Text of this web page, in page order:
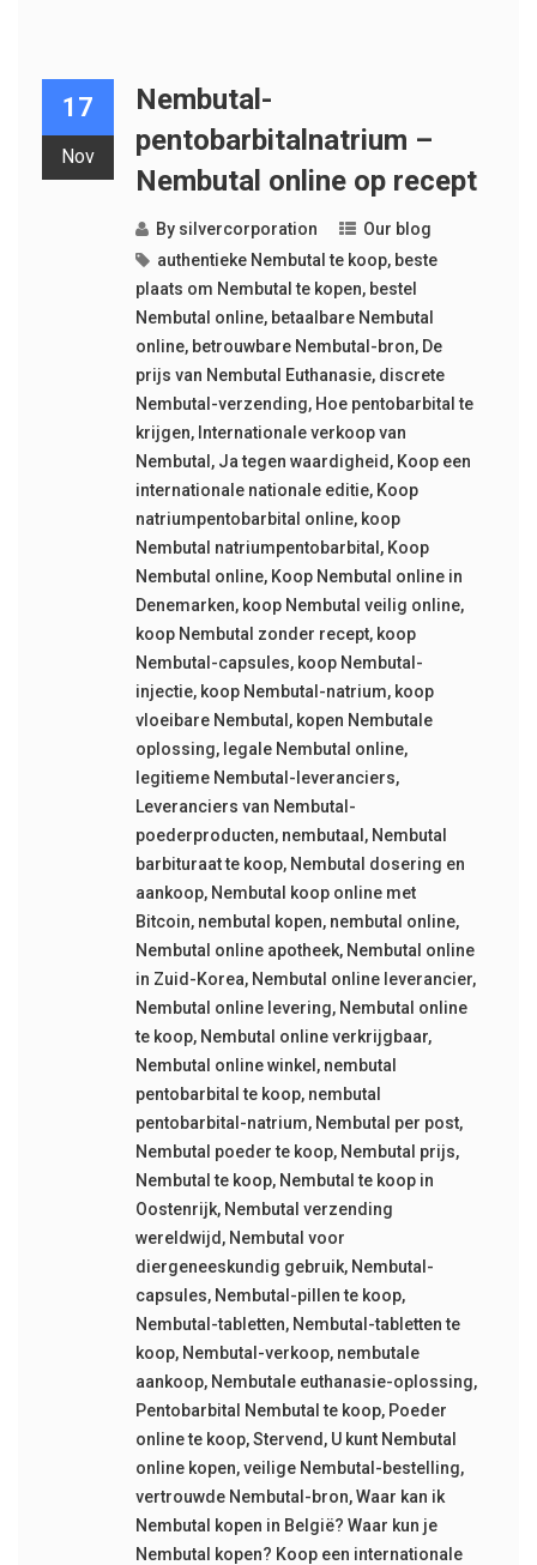
17
Nov
Nembutal-
pentobarbitalnatrium –
Nembutal online op recept
By silvercorporation
Our blog
authentieke Nembutal te koop, beste
plaats om Nembutal te kopen, bestel
Nembutal online, betaalbare Nembutal
online, betrouwbare Nembutal-bron, De
prijs van Nembutal Euthanasie, discrete
Nembutal-verzending, Hoe pentobarbital te
krijgen, Internationale verkoop van
Nembutal , Ja tegen waardigheid , Koop een
internationale nationale editie, Koop
natriumpentobarbital online, koop
Nembutal natriumpentobarbital , Koop
Nembutal online, Koop Nembutal online in
Denemarken, koop Nembutal veilig online,
koop Nembutal zonder recept, koop
Nembutal-capsules, koop Nembutal-
injectie, koop Nembutal-natrium, koop
vloeibare Nembutal , kopen Nembutale
oplossing, legale Nembutal online,
legitieme Nembutal-leveranciers,
Leveranciers van Nembutal-
poederproducten, nembutaal , Nembutal
barbituraat te koop, Nembutal dosering en
aankoop, Nembutal koop online met
Bitcoin, nembutal kopen, nembutal online,
Nembutal online apotheek, Nembutal online
in Zuid-Korea, Nembutal online leverancier,
Nembutal online levering, Nembutal online
te koop, Nembutal online verkrijgbaar,
Nembutal online winkel , nembutal
pentobarbital te koop, nembutal
pentobarbital-natrium, Nembutal per post,
Nembutal poeder te koop, Nembutal prijs,
Nembutal te koop, Nembutal te koop in
Oostenrijk, Nembutal verzending
wereldwijd , Nembutal voor
diergeneeskundig gebruik, Nembutal-
capsules, Nembutal-pillen te koop,
Nembutal-tabletten, Nembutal-tabletten te
koop, Nembutal-verkoop, nembutale
aankoop, Nembutale euthanasie-oplossing,
Pentobarbital Nembutal te koop, Poeder
online te koop,Stervend , U kunt Nembutal
online kopen,veilige Nembutal-bestelling,
vertrouwde Nembutal-bron,Waar kan ik
Nembutal kopen in België? Waar kun je
Nembutal kopen? Koop een internationale